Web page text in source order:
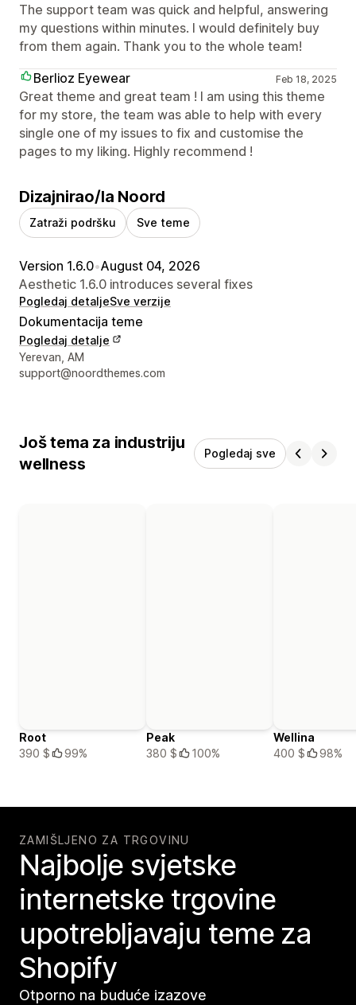
The support team was quick and helpful, answering
my questions within minutes. I would definitely buy
from them again. Thank you to the whole team!
Berlioz Eyewear
Feb 18, 2025
Great theme and great team ! I am using this theme
for my store, the team was able to help with every
single one of my issues to fix and customise the
pages to my liking. Highly recommend !
Dizajnirao/la Noord
Zatraži podršku Sve teme
Version 1.6.0•August 04, 2026
Aesthetic 1.6.0 introduces several fixes
Pogledaj detaljeSve verzije
Dokumentacija teme
Pogledaj detalje
Podaci za kontakt dizajnera
Yerevan, AM
support@noordthemes.com
Još tema za industriju
wellness
Pogledaj sve
Root
390 $
99%
Peak
380 $
100%
Wellina
400 $
98%
ZAMIŠLJENO ZA TRGOVINU
Najbolje svjetske
internetske trgovine
upotrebljavaju teme za
Shopify
Otporno na buduće izazove